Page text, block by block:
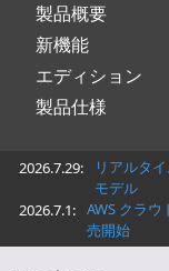
製品概要
新機能
エディション
製品仕様
2026.7.29:
リアルタ
モデル
2026.7.1: AWS クラ
売開始